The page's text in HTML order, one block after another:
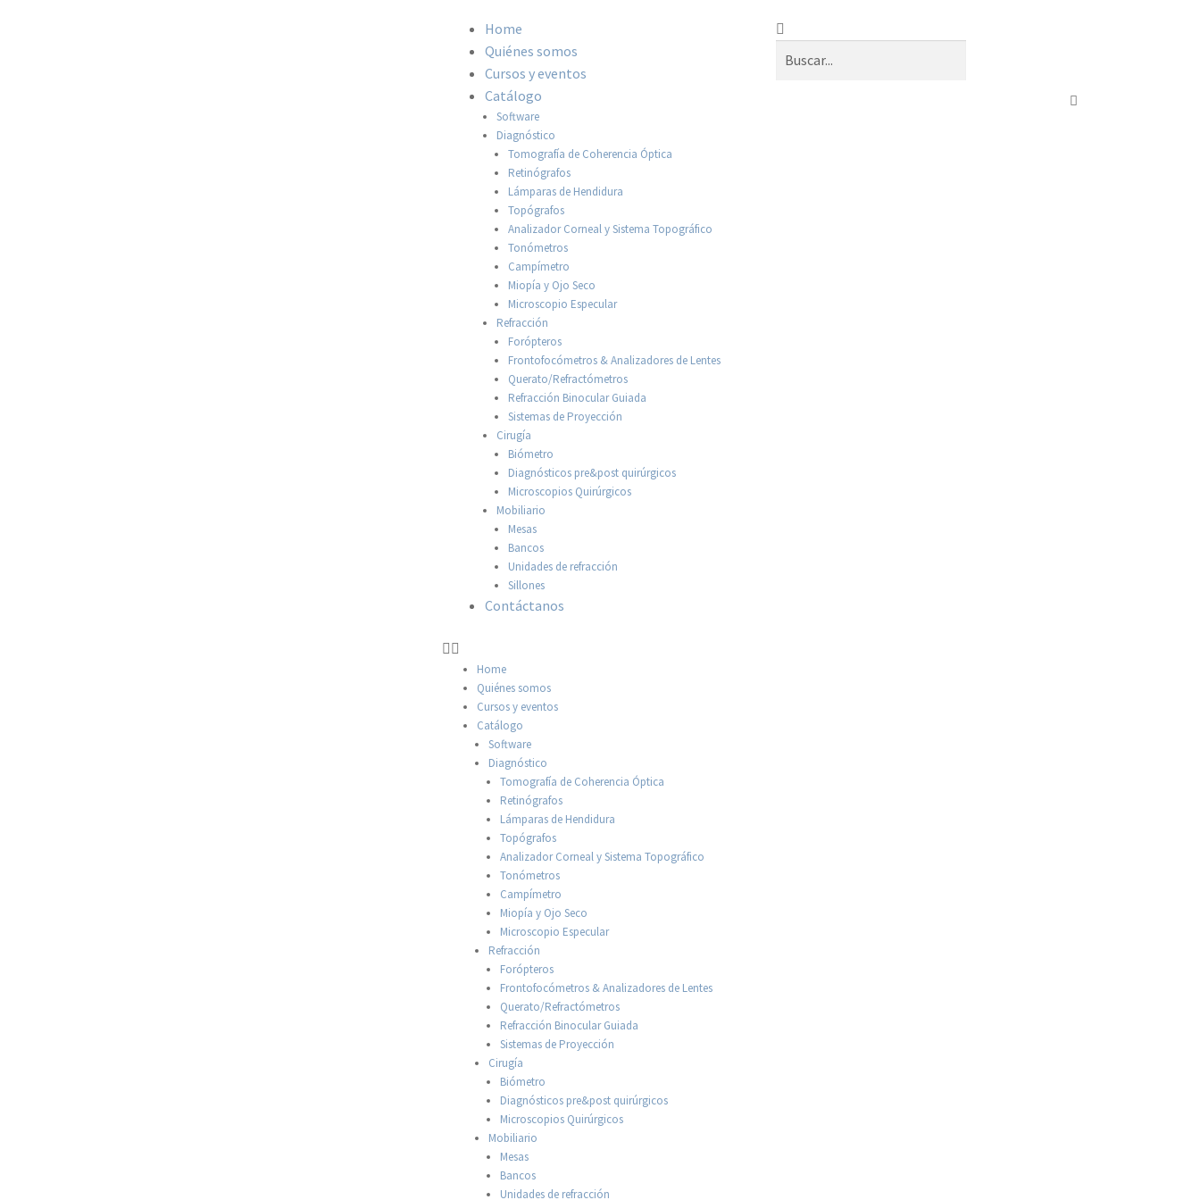
Home
Quiénes somos
Cursos y eventos
Catálogo
Software
Diagnóstico
Tomografía de Coherencia Óptica
Retinógrafos
Lámparas de Hendidura
Topógrafos
Analizador Corneal y Sistema Topográfico
Tonómetros
Campímetro
Miopía y Ojo Seco
Microscopio Especular
Refracción
Forópteros
Frontofocómetros & Analizadores de Lentes
Querato/Refractómetros
Refracción Binocular Guiada
Sistemas de Proyección
Cirugía
Biómetro
Diagnósticos pre&post quirúrgicos
Microscopios Quirúrgicos
Mobiliario
Mesas
Bancos
Unidades de refracción
Sillones
Contáctanos
Home
Quiénes somos
Cursos y eventos
Catálogo
Software
Diagnóstico
Tomografía de Coherencia Óptica
Retinógrafos
Lámparas de Hendidura
Topógrafos
Analizador Corneal y Sistema Topográfico
Tonómetros
Campímetro
Miopía y Ojo Seco
Microscopio Especular
Refracción
Forópteros
Frontofocómetros & Analizadores de Lentes
Querato/Refractómetros
Refracción Binocular Guiada
Sistemas de Proyección
Cirugía
Biómetro
Diagnósticos pre&post quirúrgicos
Microscopios Quirúrgicos
Mobiliario
Mesas
Bancos
Unidades de refracción